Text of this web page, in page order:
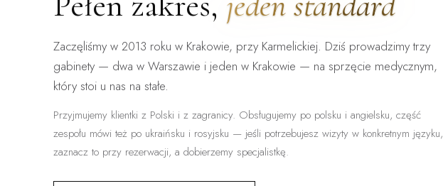
Zaczęliśmy w 2013 roku w Krakowie, przy Karmelickiej. Dziś prowadzimy trzy
gabinety — dwa w Warszawie i jeden w Krakowie — na sprzęcie medycznym,
który stoi u nas na stałe.
Przyjmujemy klientki z Polski i z zagranicy. Obsługujemy po polsku i angielsku, część
zespołu mówi też po ukraińsku i rosyjsku — jeśli potrzebujesz wizyty w konkretnym języku,
zaznacz to przy rezerwacji, a dobierzemy specjalistkę.